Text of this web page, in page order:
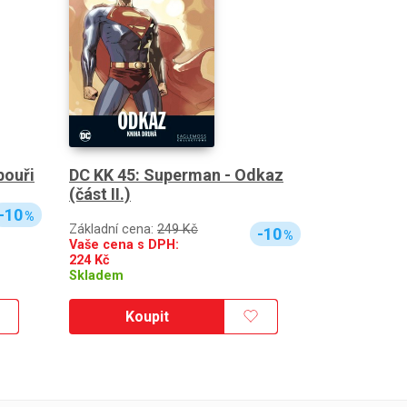
10%
DC KK 45: Superman - Odkaz
(část II.)
Základní cena: 249 Kč
Vaše cena s DPH:
224Kč
Skladem
-10%
Koupit